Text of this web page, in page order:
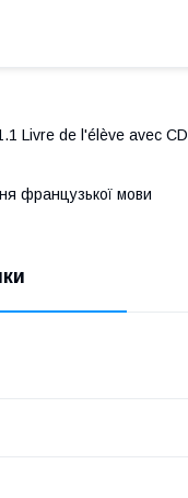
Livre de l'élève avec CD
французької мови